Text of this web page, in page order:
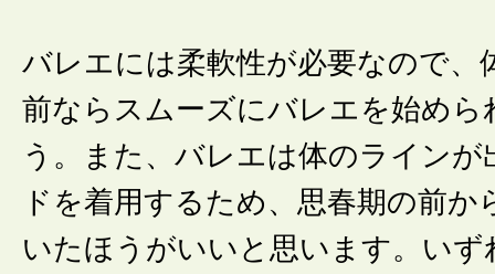
バレエには柔軟性が必要なので、
前ならスムーズにバレエを始めら
う。また、バレエは体のラインが
ドを着用するため、思春期の前か
いたほうがいいと思います。いず